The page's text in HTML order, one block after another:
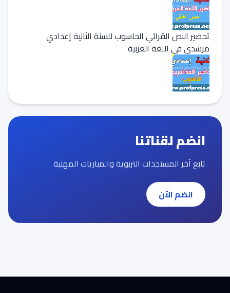
تحضير النص القرائي الحاسوب للسنة الثانية إعدادي
مرشدي في اللغة العربية
انضم لقناتنا
تابع آخر المستجدات التربوية والمباريات المهنية
انضم الآن